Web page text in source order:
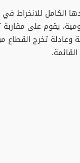
الكامل للانخراط
يقوم على مقاربة
وعادلة تخرج القطاع